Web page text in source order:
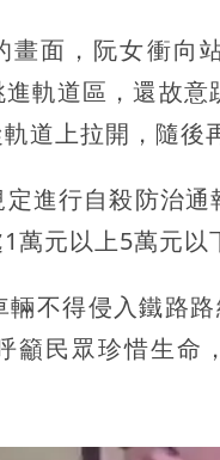
面，阮女衝向
軌道區，還故
道上拉開，隨後
進行自殺防治
元以上5萬元以
不得侵入鐵路
籲民眾珍惜生命